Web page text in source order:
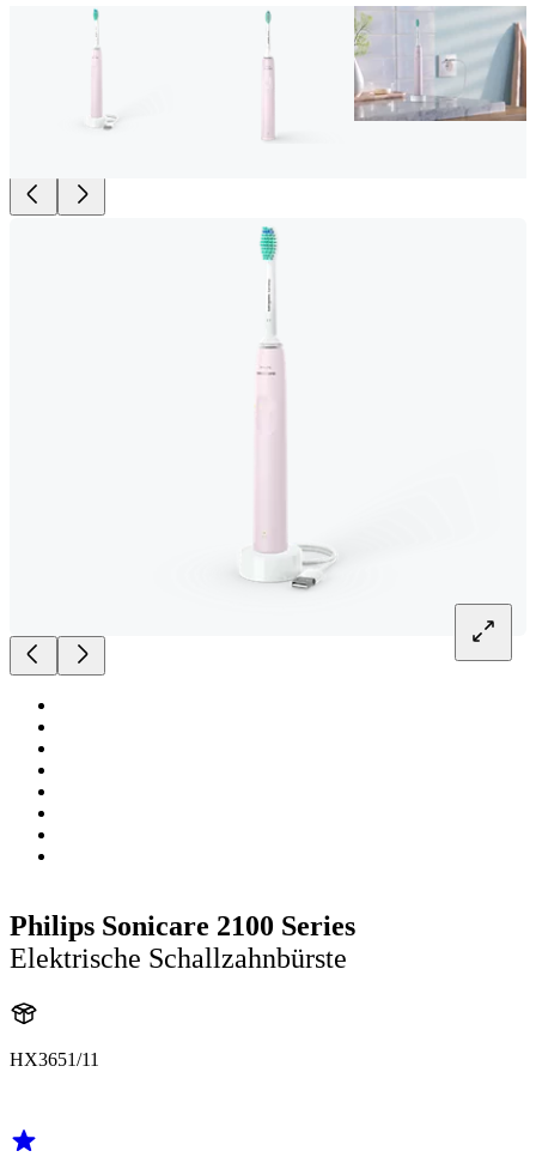
Philips Sonicare 2100 Series
Elektrische Schallzahnbürste
HX3651/11